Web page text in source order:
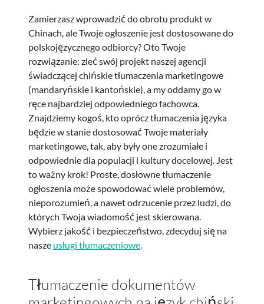
Zamierzasz wprowadzić do obrotu produkt w
Chinach, ale Twoje ogłoszenie jest dostosowane do
polskojęzycznego odbiorcy? Oto Twoje
rozwiązanie: zleć swój projekt naszej agencji
świadczącej chińskie tłumaczenia marketingowe
(mandaryńskie i kantońskie), a my oddamy go w
ręce najbardziej odpowiedniego fachowca.
Znajdziemy kogoś, kto oprócz tłumaczenia języka
będzie w stanie dostosować Twoje materiały
marketingowe, tak, aby były one zrozumiałe i
odpowiednie dla populacji i kultury docelowej. Jest
to ważny krok! Proste, dosłowne tłumaczenie
ogłoszenia może spowodować wiele problemów,
nieporozumień, a nawet odrzucenie przez ludzi, do
których Twoja wiadomość jest skierowana.
Wybierz jakość i bezpieczeństwo, zdecyduj się na
nasze usługi tłumaczeniowe.
Tłumaczenie dokumentów